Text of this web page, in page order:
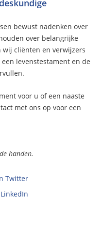
bewust nadenken over
over belangrijke
cliënten en verwijzers
levenstestament en de
voor u of een naaste
met ons op voor een
handen.